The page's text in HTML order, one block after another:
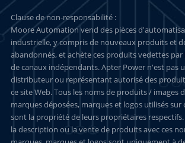
Clause de non-responsabilité :
Moore Automation vend des pièces
industrielle, y compris de nouveaux produits et
abandonnés, et achète ces produits vedettes
de canaux indépendants. Apter Power n'est pas
distributeur ou représentant autorisé des
ce site Web. Tous les noms de produits / images
marques déposées, marques et logos utilisés sur
sont la propriété de leurs propriétaires
la description ou la vente de produits avec ces